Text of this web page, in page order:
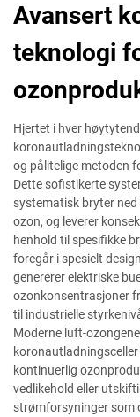
Avansert
teknologi
Hjertet i hver
og pålitelige metoden
Dette sofistikerte
systematisk bryter
ozon, og leverer
henhold til spesifikke
foregår i spesielt
genererer elektriske
ozonkonsentrasjoner
til industrielle
Moderne luft-
kontinuerlig
vedlikehold eller
strømforsyninger som